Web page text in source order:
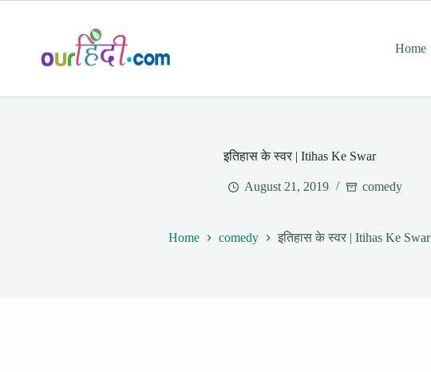
Home
इतिहास के स्वर | Itihas Ke Swar
August 21, 2019 comedy
Home comedy इतिहास के स्वर | Itihas Ke Swar